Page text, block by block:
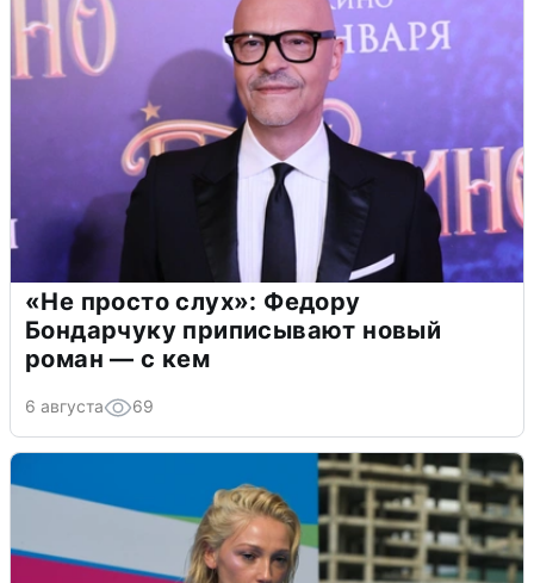
«Не просто слух»: Федору
Бондарчуку приписывают новый
роман — с кем
6 августа 69